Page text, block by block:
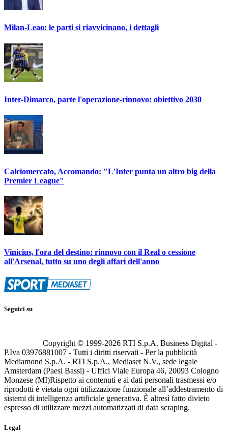
Milan-Leao: le parti si riavvicinano, i dettagli
Inter-Dimarco, parte l'operazione-rinnovo: obiettivo 2030
Calciomercato, Accomando: "L'Inter punta un altro big della
Premier League"
Vinicius, l'ora del destino: rinnovo con il Real o cessione
all'Arsenal, tutto su uno degli affari dell'anno
Seguici su
Copyright © 1999-2026 RTI S.p.A. Business Digital -
P.Iva 03976881007 - Tutti i diritti riservati - Per la pubblicità
Mediamond S.p.A. - RTI S.p.A., Mediaset N.V., sede legale
Amsterdam (Paesi Bassi) - Uffici Viale Europa 46, 20093 Cologno
Monzese (MI)Rispetto ai contenuti e ai dati personali trasmessi e/o
riprodotti è vietata ogni utilizzazione funzionale all’addestramento di
sistemi di intelligenza artificiale generativa. È altresì fatto divieto
espresso di utilizzare mezzi automatizzati di data scraping.
Legal